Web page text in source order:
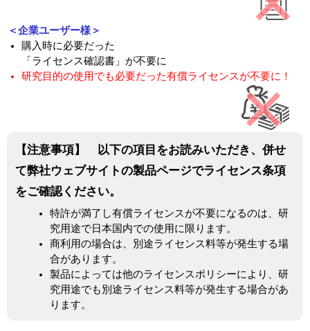
細胞選択ガイド
エピジェネティクス実験ガイド
プロトコール集
ユーザーズボイス集
動画ライブラリー
＜企業ユーザー様＞
購入時に必要だった
「ライセンス確認書」が不要に
研究目的の使用でも必要だった有償ライセンスが不要に！
【注意事項】 以下の項目をお読みいただき、併せ
て弊社ウェブサイトの製品ページでライセンス条項
をご確認ください。
特許が満了し有償ライセンスが不要になるのは、研
究用途で日本国内での使用に限ります。
商利用の場合は、別途ライセンス料等が発生する場
合があります。
製品によっては他のライセンスポリシーにより、研
究用途でも別途ライセンス料等が発生する場合があ
ります。